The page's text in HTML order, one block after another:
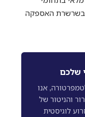
בשרשרת האספקה
שלכם
אנו
והניטור של
לוגיסטית